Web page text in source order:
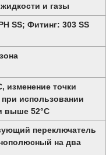
и газы
SS; Фитинг: 303 SS
изменение точки
при использовании
выше 52°C
переключатель
на два